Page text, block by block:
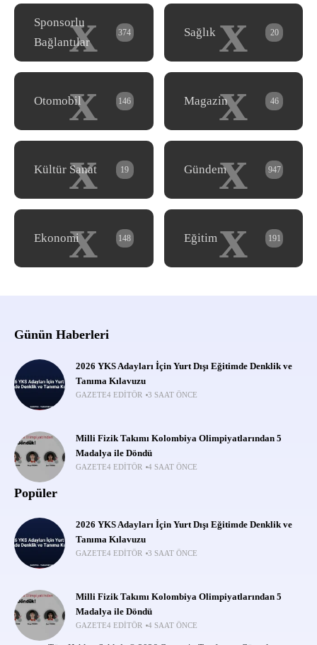
x
Sponsorlu
Bağlantılar
374 x
Sağlık 20
x
Otomobil 146 x
Magazin 46
x
Kültür Sanat 19 x
Gündem 947
x
Ekonomi 148 x
Eğitim 191
Günün Haberleri
2026 YKS Adayları İçin Yurt Dışı Eğitimde Denklik ve
Tanıma Kılavuzu
GAZETE4 EDITÖR 3 SAAT ÖNCE
Milli Fizik Takımı Kolombiya Olimpiyatlarından 5
Madalya ile Döndü
GAZETE4 EDITÖR 4 SAAT ÖNCE
Popüler
2026 YKS Adayları İçin Yurt Dışı Eğitimde Denklik ve
Tanıma Kılavuzu
GAZETE4 EDITÖR 3 SAAT ÖNCE
Milli Fizik Takımı Kolombiya Olimpiyatlarından 5
Madalya ile Döndü
GAZETE4 EDITÖR 4 SAAT ÖNCE